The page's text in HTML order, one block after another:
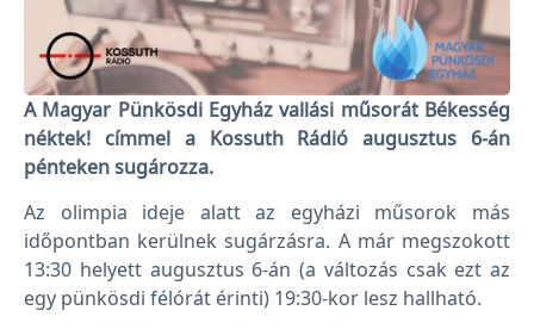
A Magyar Pünkösdi Egyház vallási műsorát Békesség
néktek! címmel a Kossuth Rádió augusztus 6-án
pénteken sugározza.
Az olimpia ideje alatt az egyházi műsorok más
időpontban kerülnek sugárzásra. A már megszokott
13:30 helyett augusztus 6-án (a változás csak ezt az
egy pünkösdi félórát érinti) 19:30-kor lesz hallható.